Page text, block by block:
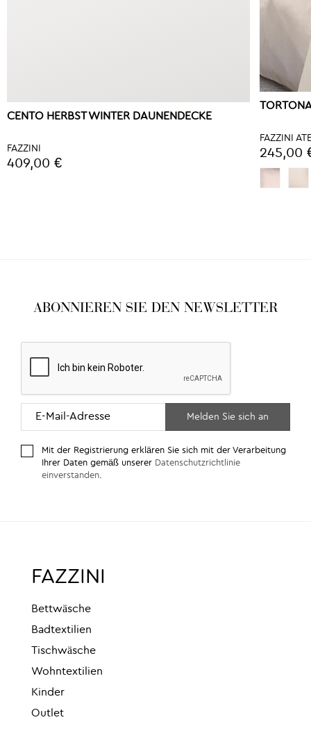
CENTO HERBST WINTER DAUNENDECKE
FAZZINI
409,00 €
FAZZINI
245,00
ABONNIEREN SIE DEN NEWSLETTER
Mit der Registrierung erklären Sie sich mit der Verarbeitung
Ihrer Daten gemäß unserer Datenschutzrichtlinie
einverstanden.
FAZZINI
Bettwäsche
Badtextilien
Tischwäsche
Wohntextilien
Kinder
Outlet